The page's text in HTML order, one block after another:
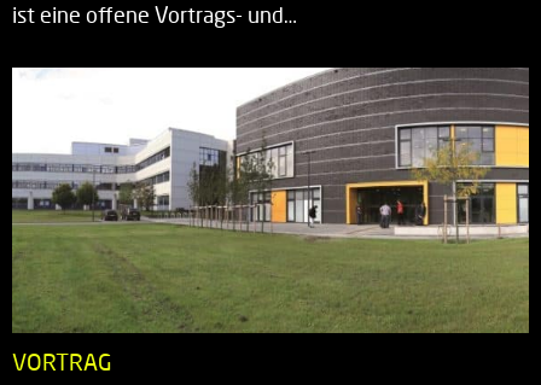
ist eine offene Vortrags- und…
VORTRAG